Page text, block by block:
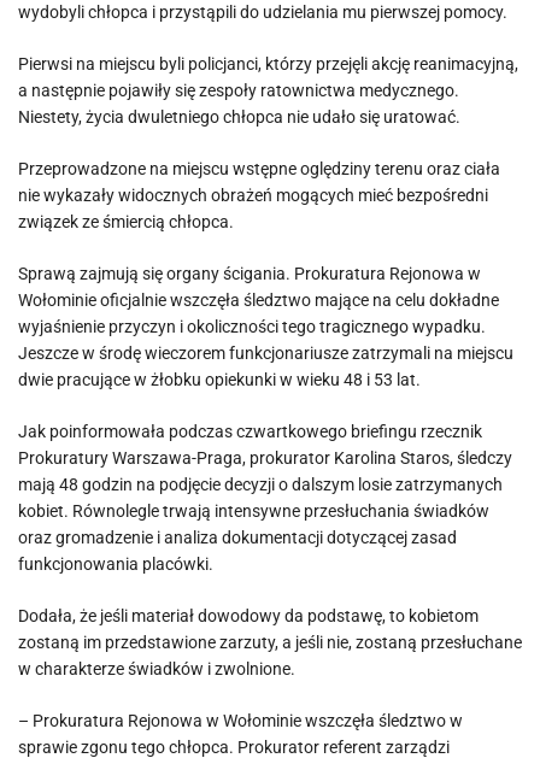
wydobyli chłopca i przystąpili do udzielania mu pierwszej pomocy.
Pierwsi na miejscu byli policjanci, którzy przejęli akcję reanimacyjną,
a następnie pojawiły się zespoły ratownictwa medycznego.
Niestety, życia dwuletniego chłopca nie udało się uratować.
Przeprowadzone na miejscu wstępne oględziny terenu oraz ciała
nie wykazały widocznych obrażeń mogących mieć bezpośredni
związek ze śmiercią chłopca.
Sprawą zajmują się organy ścigania. Prokuratura Rejonowa w
Wołominie oficjalnie wszczęła śledztwo mające na celu dokładne
wyjaśnienie przyczyn i okoliczności tego tragicznego wypadku.
Jeszcze w środę wieczorem funkcjonariusze zatrzymali na miejscu
dwie pracujące w żłobku opiekunki w wieku 48 i 53 lat.
Jak poinformowała podczas czwartkowego briefingu rzecznik
Prokuratury Warszawa-Praga, prokurator Karolina Staros, śledczy
mają 48 godzin na podjęcie decyzji o dalszym losie zatrzymanych
kobiet. Równolegle trwają intensywne przesłuchania świadków
oraz gromadzenie i analiza dokumentacji dotyczącej zasad
funkcjonowania placówki.
Dodała, że jeśli materiał dowodowy da podstawę, to kobietom
zostaną im przedstawione zarzuty, a jeśli nie, zostaną przesłuchane
w charakterze świadków i zwolnione.
– Prokuratura Rejonowa w Wołominie wszczęła śledztwo w
sprawie zgonu tego chłopca. Prokurator referent zarządzi